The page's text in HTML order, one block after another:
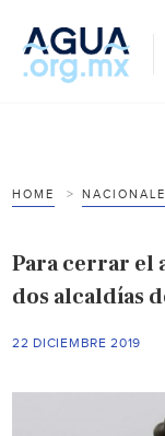
HOME
Para cerrar el
dos alcaldías
22 DICIEMBRE 2019